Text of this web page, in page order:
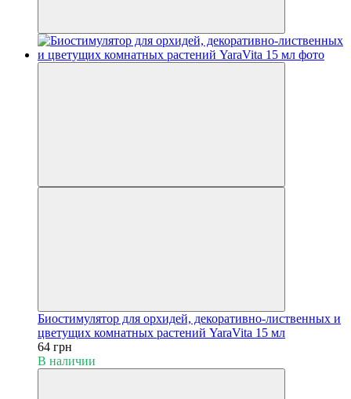
Биостимулятор для орхидей, декоративно-лиственных и
цветущих комнатных растений YaraVita 15 мл
64 грн
В наличии